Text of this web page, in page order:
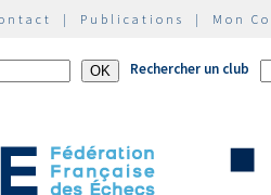
| Publications | Mon
Rechercher un club